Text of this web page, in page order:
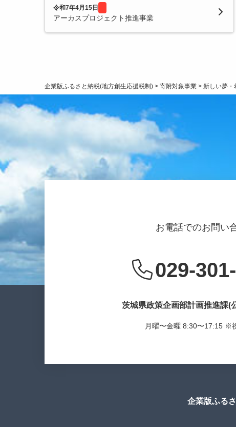
令和7年4月15日
アーカスプロジェクト推進事業
企業版ふるさと納税(地方創生応援税制) > 寄附対象事業 > 新しい夢・
お電話でのお問い
029-
茨城県政策企画部計画推進課(
月曜〜金曜 8:30〜17:15 ※
企業版ふる